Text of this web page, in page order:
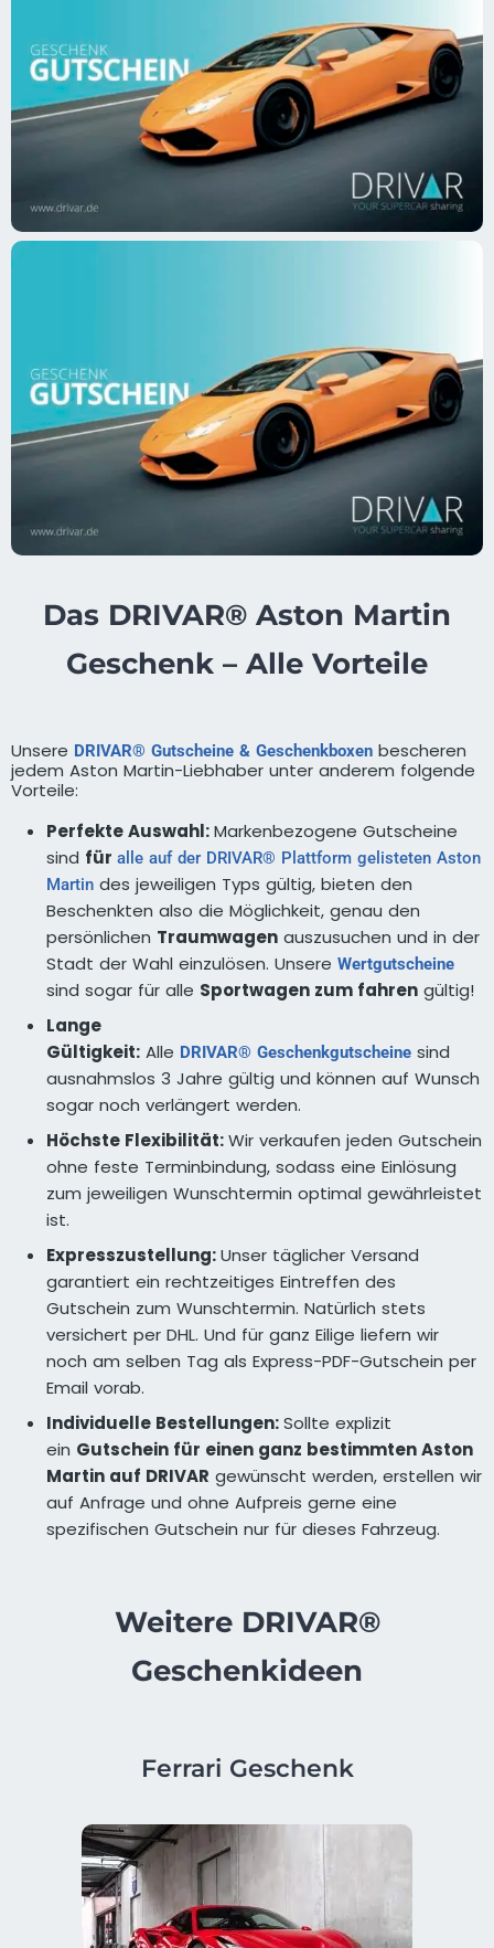
Das DRIVAR® Aston Martin
Geschenk – Alle Vorteile
Unsere DRIVAR® Gutscheine & Geschenkboxen bescheren
jedem Aston Martin-Liebhaber unter anderem folgende
Vorteile:
Perfekte Auswahl:Markenbezogene Gutscheine
sind für alle auf der DRIVAR® Plattform gelisteten Aston
Martin des jeweiligen Typs gültig, bieten den
Beschenkten also die Möglichkeit, genau den
persönlichen Traumwagen auszusuchen und in der
Stadt der Wahl einzulösen. Unsere Wertgutscheine
sind sogar für alle Sportwagen zum fahren gültig!
Lange
Gültigkeit: Alle DRIVAR® Geschenkgutscheine sind
ausnahmslos 3 Jahre gültig und können auf Wunsch
sogar noch verlängert werden.
Höchste Flexibilität:Wir verkaufen jeden Gutschein
ohne feste Terminbindung, sodass eine Einlösung
zum jeweiligen Wunschtermin optimal gewährleistet
ist.
Expresszustellung:Unser täglicher Versand
garantiert ein rechtzeitiges Eintreffen des
Gutschein zum Wunschtermin. Natürlich stets
versichert per DHL. Und für ganz Eilige liefern wir
noch am selben Tag als Express-PDF-Gutschein per
Email vorab.
Individuelle Bestellungen:Sollte explizit
ein Gutschein für einen ganz bestimmten Aston
Martin auf DRIVAR gewünscht werden, erstellen wir
auf Anfrage und ohne Aufpreis gerne eine
spezifischen Gutschein nur für dieses Fahrzeug.
Weitere DRIVAR®
Geschenkideen
Ferrari Geschenk